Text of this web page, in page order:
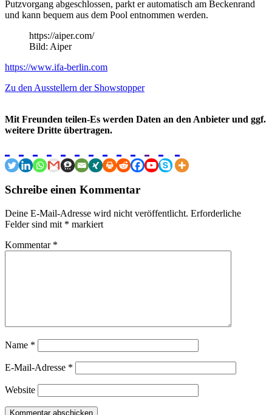
Putzvorgang abgeschlossen, parkt er automatisch am Beckenrand
und kann bequem aus dem Pool entnommen werden.
https://aiper.com/
Bild: Aiper
https://www.ifa-berlin.com
Zu den Ausstellern der Showstopper
Mit Freunden teilen-Es werden Daten an den Anbieter und ggf.
weitere Dritte übertragen.
Schreibe einen Kommentar
Deine E-Mail-Adresse wird nicht veröffentlicht. Erforderliche
Felder sind mit * markiert
Kommentar *
Name *
E-Mail-Adresse *
Website